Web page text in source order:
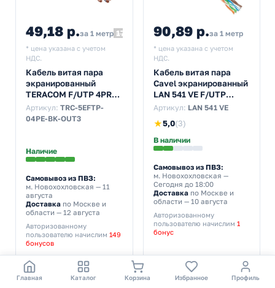
49,18 р.за 1 метр 17 857,75
* цена указана с учетом
НДС.
Кабель витая пара
экранированный
TERACOM F/UTP 4PR
cat 5e внешняя
оболочка LDPE черная
Артикул: TRC-5EFTP-
04PE-BK-OUT3
Наличие
Самовывоз из ПВЗ:
м. Новохохловская — 11
августа
Доставка по Москве и
области — 12 августа
Авторизованному
пользователю начислим 149
бонусов
− +
90,89 р.за 1 метр
* цена указана с учетом
НДС.
Кабель витая пара
Cavel экранированный
LAN 541 VE F/UTP
4х2хAWG24 cat 5e PVC
интернета)
Артикул: LAN 541 VE
★5,0(3)
В наличии
Самовывоз из ПВЗ:
м. Новохохловская —
Сегодня до 18:00
Доставкапо Москве и
области — 10 августа
Авторизованному
пользователю начислим 1
бонус
Главная Каталог Корзина Избранное Профиль